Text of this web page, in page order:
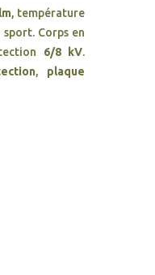
, température
Corps en
6/8 kV.
, plaque